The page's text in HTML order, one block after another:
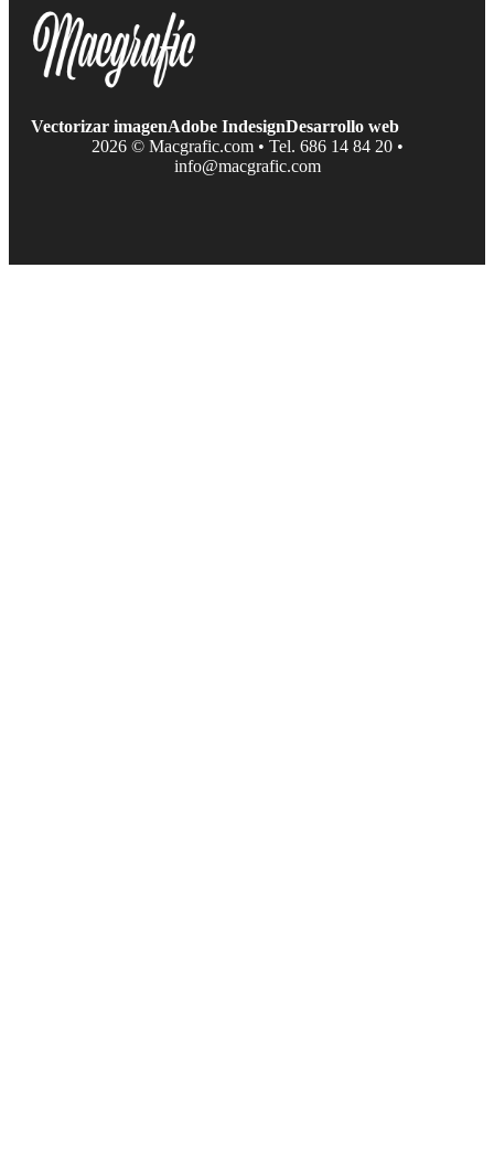
Vectorizar imagenAdobe IndesignDesarrollo web
2026 © Macgrafic.com • Tel. 686 14 84 20 •
info@macgrafic.com